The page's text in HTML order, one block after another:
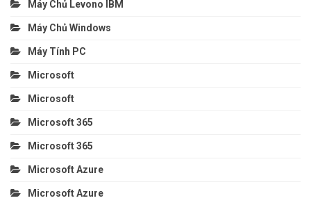
Máy Chủ Levono IBM
Máy Chủ Windows
Máy Tính PC
Microsoft
Microsoft
Microsoft 365
Microsoft 365
Microsoft Azure
Microsoft Azure